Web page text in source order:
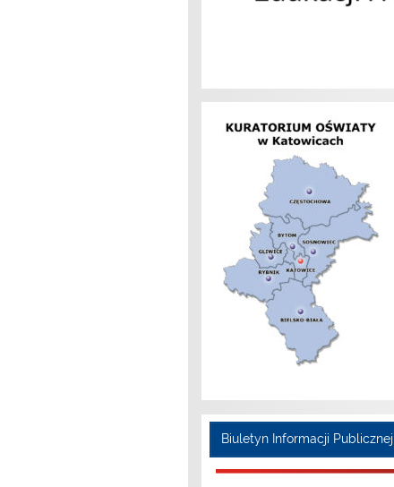
Biuletyn Informacji Publicznej